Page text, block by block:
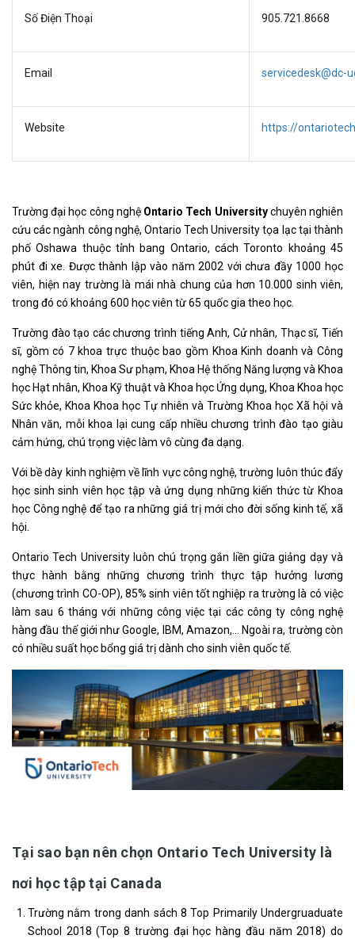
Số Điện Thoại 905.721.8668
Email servicedesk@dc-
Website https://
Trường đại học công nghệ Ontario Tech Universitychuyên nghiên
cứu các ngành công nghệ, Ontario Tech University tọa lạc tại thành
phố Oshawa thuộc tỉnh bang Ontario, cách Toronto khoảng 45
phút đi xe. Được thành lập vào năm 2002 với chưa đầy 1000 học
viên, hiện nay trường là mái nhà chung của hơn 10.000 sinh viên,
trong đó có khoảng 600 học viên từ 65 quốc gia theo học.
Trường đào tạo các chương trình tiếng Anh, Cử nhân, Thạc sĩ, Tiến
sĩ, gồm có 7 khoa trực thuộc bao gồm Khoa Kinh doanh và Công
nghệ Thông tin, Khoa Sư phạm, Khoa Hệ thống Năng lượng và Khoa
học Hạt nhân, Khoa Kỹ thuật và Khoa học Ứng dụng, Khoa Khoa học
Sức khỏe, Khoa Khoa học Tự nhiên và Trường Khoa học Xã hội và
Nhân văn, mỗi khoa lại cung cấp nhiều chương trình đào tạo giàu
cảm hứng, chú trọng việc làm vô cùng đa dạng.
Với bề dày kinh nghiệm về lĩnh vực công nghệ, trường luôn thúc đẩy
học sinh sinh viên học tập và ứng dụng những kiến thức từ Khoa
học Công nghệ để tạo ra những giá trị mới cho đời sống kinh tế, xã
hội.
Ontario Tech University luôn chú trọng gắn liền giữa giảng dạy và
thực hành bằng những chương trình thực tập hưởng lương
(chương trình CO-OP), 85% sinh viên tốt nghiệp ra trường là có việc
làm sau 6 tháng với những công việc tại các công ty công nghệ
hàng đầu thế giới như Google, IBM, Amazon,… Ngoài ra, trường còn
có nhiều suất học bổng giá trị dành cho sinh viên quốc tế.
Tại sao bạn nên chọn Ontario Tech University là
nơi học tập tại Canada
Trường nằm trong danh sách 8 Top Primarily Undergruaduate
School 2018 (Top 8 trường đại học hàng đầu năm 2018) do